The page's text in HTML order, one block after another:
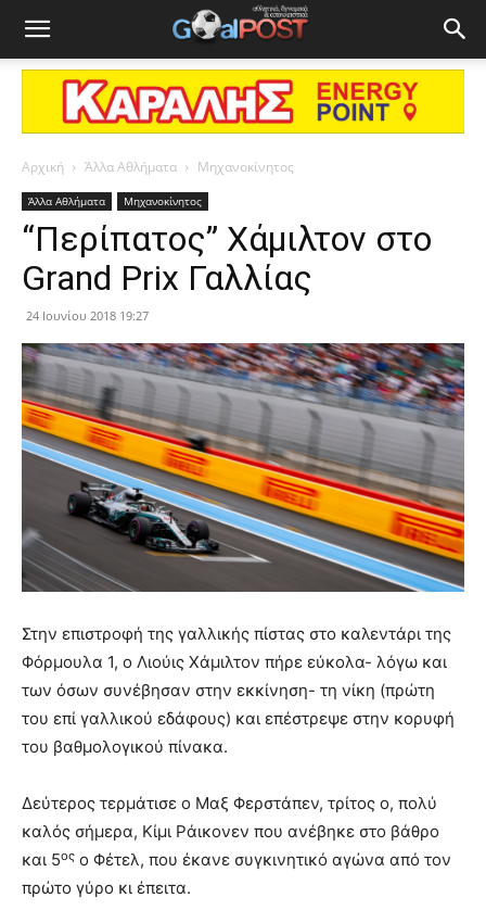
Αρχική Άλλα Αθλήματα Μηχανοκίνητος
Άλλα Αθλήματα Μηχανοκίνητος
“Περίπατος” Χάμιλτον στο
Grand Prix Γαλλίας
24 Ιουνίου 2018 19:27
Στην επιστροφή της γαλλικής πίστας στο καλεντάρι της
Φόρμουλα 1, ο Λιούις Χάμιλτον πήρε εύκολα- λόγω και
των όσων συνέβησαν στην εκκίνηση- τη νίκη (πρώτη
του επί γαλλικού εδάφους) και επέστρεψε στην κορυφή
του βαθμολογικού πίνακα.
Δεύτερος τερμάτισε ο Μαξ Φερστάπεν, τρίτος ο, πολύ
καλός σήμερα, Κίμι Ράικονεν που ανέβηκε στο βάθρο
και 5ος ο Φέτελ, που έκανε συγκινητικό αγώνα από τον
πρώτο γύρο κι έπειτα.